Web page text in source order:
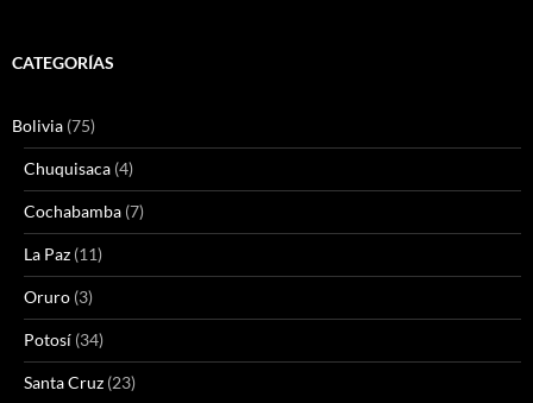
CATEGORÍAS
Bolivia (75)
Chuquisaca (4)
Cochabamba (7)
La Paz (11)
Oruro (3)
Potosí (34)
Santa Cruz (23)